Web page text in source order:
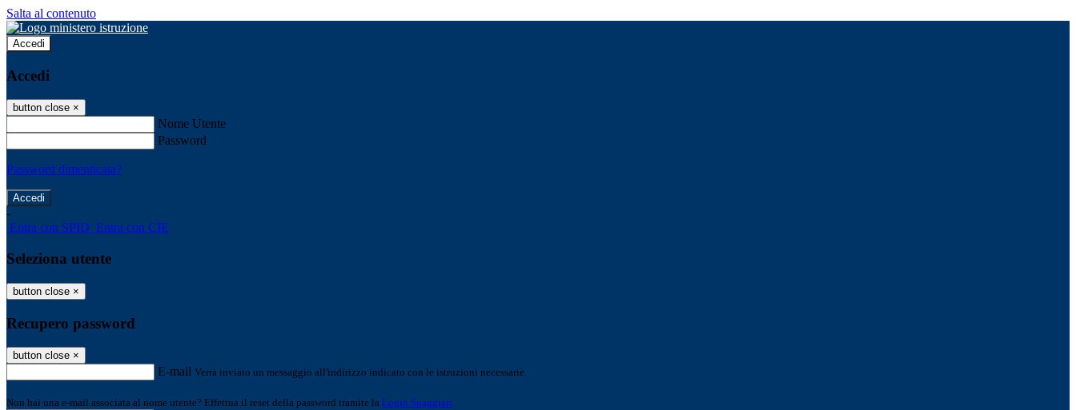
Salta al contenuto
Accedi
Accedi
button close ×
Nome Utente
Password
Password dimenticata?
-
Entra con SPID Entra con CIE
Seleziona utente
button close ×
Recupero password
button close ×
E-mail Verrà inviato un messaggio all'indirizzo indicato con le istruzioni necessarie.
Non hai una e-mail associata al nome utente? Effettua il reset della password tramite la Login Spaggiari